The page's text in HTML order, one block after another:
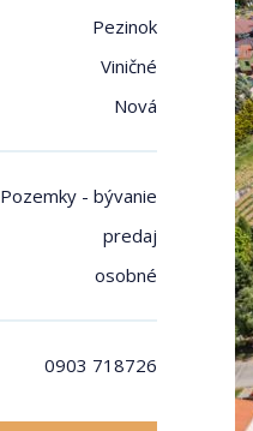
Pezinok
Viničné
Nová
Pozemky - bývanie
predaj
osobné
0903 718726